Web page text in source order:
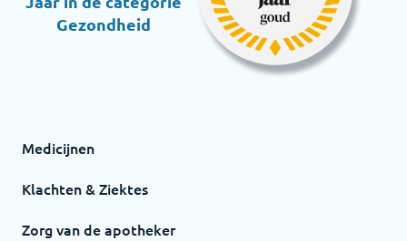
Gezondheid
Medicijnen
Klachten & Ziektes
Zorg van de apotheker